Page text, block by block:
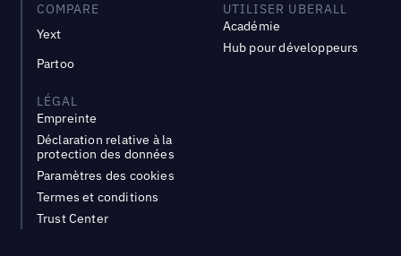
COMPARE
Yext
Partoo
UTILISER UBERALL
Académie
Hub pour développeurs
LÉGAL
Empreinte
Déclaration relative à la
protection des données
Paramètres des cookies
Termes et conditions
Trust Center